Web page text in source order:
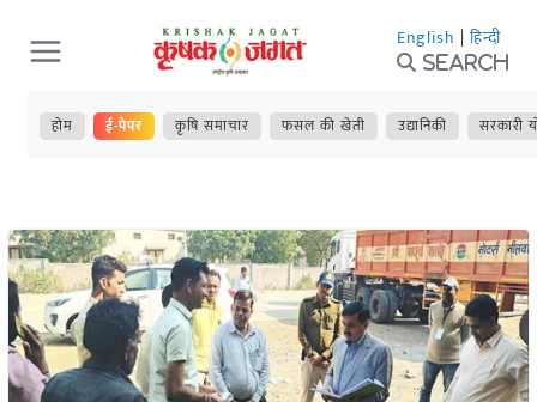
Skip
to
content
English | हिन्दी
Search
होम ई-पेपर कृषि समाचार फसल की खेती उद्यानिकी सरकारी